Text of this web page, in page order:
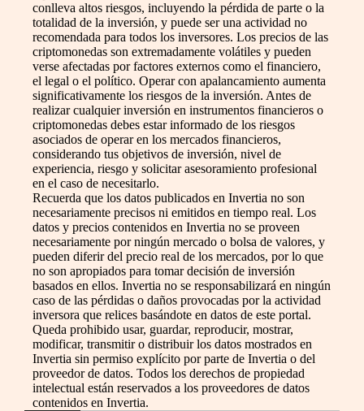
conlleva altos riesgos, incluyendo la pérdida de parte o la
totalidad de la inversión, y puede ser una actividad no
recomendada para todos los inversores. Los precios de las
criptomonedas son extremadamente volátiles y pueden
verse afectadas por factores externos como el financiero,
el legal o el político. Operar con apalancamiento aumenta
significativamente los riesgos de la inversión. Antes de
realizar cualquier inversión en instrumentos financieros o
criptomonedas debes estar informado de los riesgos
asociados de operar en los mercados financieros,
considerando tus objetivos de inversión, nivel de
experiencia, riesgo y solicitar asesoramiento profesional
en el caso de necesitarlo.
Recuerda que los datos publicados en Invertia no son
necesariamente precisos ni emitidos en tiempo real. Los
datos y precios contenidos en Invertia no se proveen
necesariamente por ningún mercado o bolsa de valores, y
pueden diferir del precio real de los mercados, por lo que
no son apropiados para tomar decisión de inversión
basados en ellos. Invertia no se responsabilizará en ningún
caso de las pérdidas o daños provocadas por la actividad
inversora que relices basándote en datos de este portal.
Queda prohibido usar, guardar, reproducir, mostrar,
modificar, transmitir o distribuir los datos mostrados en
Invertia sin permiso explícito por parte de Invertia o del
proveedor de datos. Todos los derechos de propiedad
intelectual están reservados a los proveedores de datos
contenidos en Invertia.